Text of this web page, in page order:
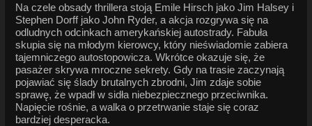
Na czele obsady thrillera stoją Emile Hirsch jako Jim Halsey i
Stephen Dorff jako John Ryder, a akcja rozgrywa się na
odludnych odcinkach amerykańskiej autostrady. Fabuła
skupia się na młodym kierowcy, który nieświadomie zabiera
tajemniczego autostopowicza. Wkrótce okazuje się, że
pasażer skrywa mroczne sekrety. Gdy na trasie zaczynają
pojawiać się ślady brutalnych zbrodni, Jim zdaje sobie
sprawę, że wpadł w sidła niebezpiecznego przeciwnika.
Napięcie rośnie, a walka o przetrwanie staje się coraz
bardziej desperacka.